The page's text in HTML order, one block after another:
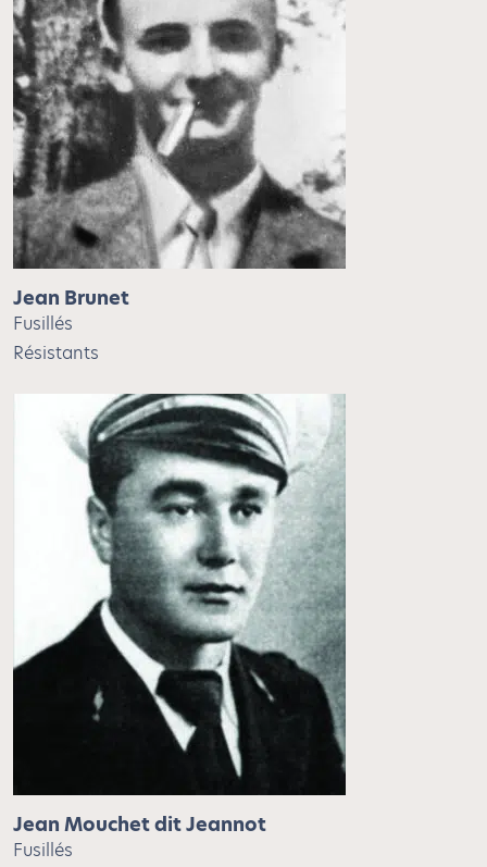
Jean Brunet
Fusillés
Résistants
Jean Mouchet dit Jeannot
Fusillés